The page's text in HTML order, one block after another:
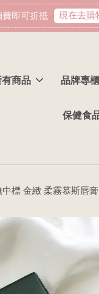
可折抵 現在去購物！
商品 品牌專櫃
保健食
中標 金緻 柔霧慕斯唇